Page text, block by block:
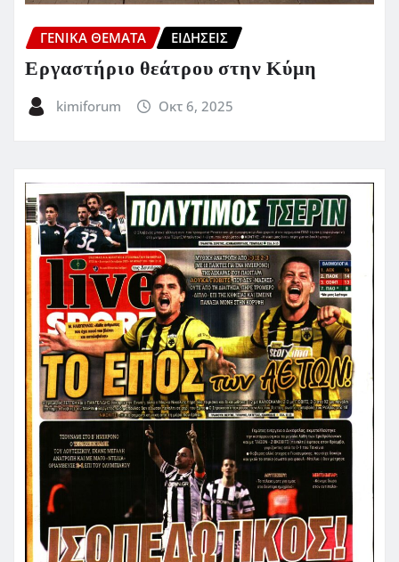
ΓΕΝΙΚΑ ΘΕΜΑΤΑ ΕΙΔΗΣΕΙΣ
Εργαστήριο θεάτρου στην Κύμη
kimiforum Οκτ 6, 2025